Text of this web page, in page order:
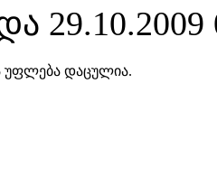
29.10.2009
უფლება დაცულია.